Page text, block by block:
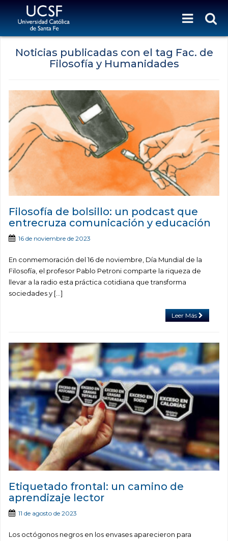
Noticias publicadas con el tag Fac. de
Filosofía y Humanidades
Filosofía de bolsillo: un podcast que
entrecruza comunicación y educación
16 de noviembre de 2023
En conmemoración del 16 de noviembre, Día Mundial de la
Filosofía, el profesor Pablo Petroni comparte la riqueza de
llevar a la radio esta práctica cotidiana que transforma
sociedades y […]
Leer Más
Etiquetado frontal: un camino de
aprendizaje lector
11 de agosto de 2023
Los octógonos negros en los envases aparecieron para